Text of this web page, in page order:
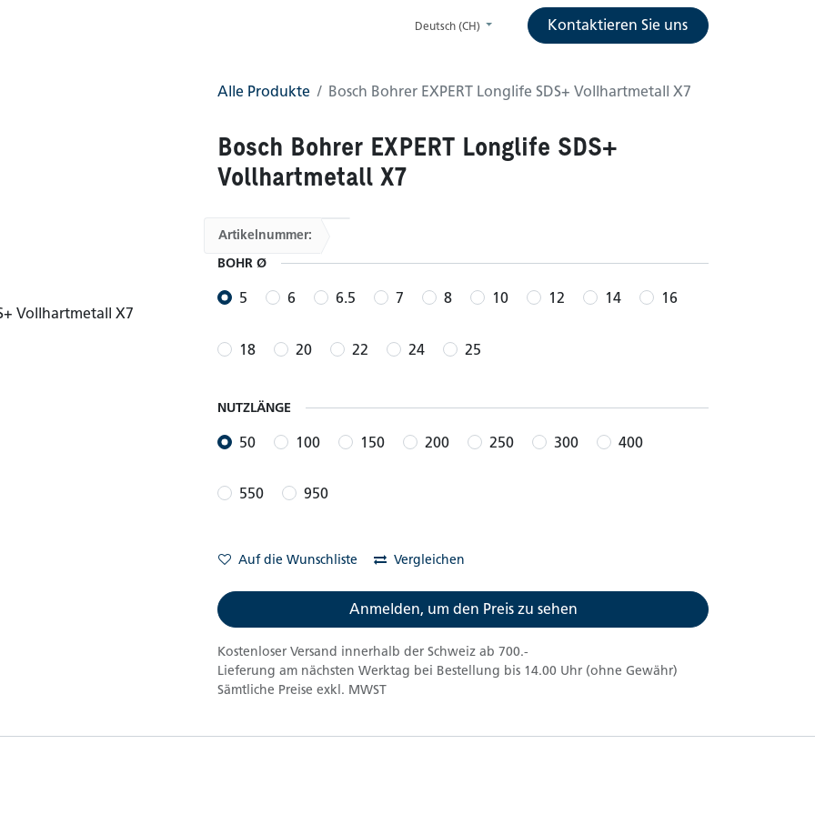
Deutsch (CH) Kontaktieren Sie uns
Alle Produkte Bosch Bohrer EXPERT Longlife SDS+ Vollhartmetall X7
Bosch Bohrer EXPERT Longlife SDS+
Vollhartmetall X7
Artikelnummer:
BOHR Ø
5 6 6.5 7 8 10 12 14 16
18 20 22 24 25
NUTZLÄNGE
50 100 150 200 250 300 400
550 950
Auf die Wunschliste Vergleichen
Anmelden, um den Preis zu sehen
Kostenloser Versand innerhalb der Schweiz ab 700.-
Lieferung am nächsten Werktag bei Bestellung bis 14.00 Uhr (ohne Gewähr)
Sämtliche Preise exkl. MWST